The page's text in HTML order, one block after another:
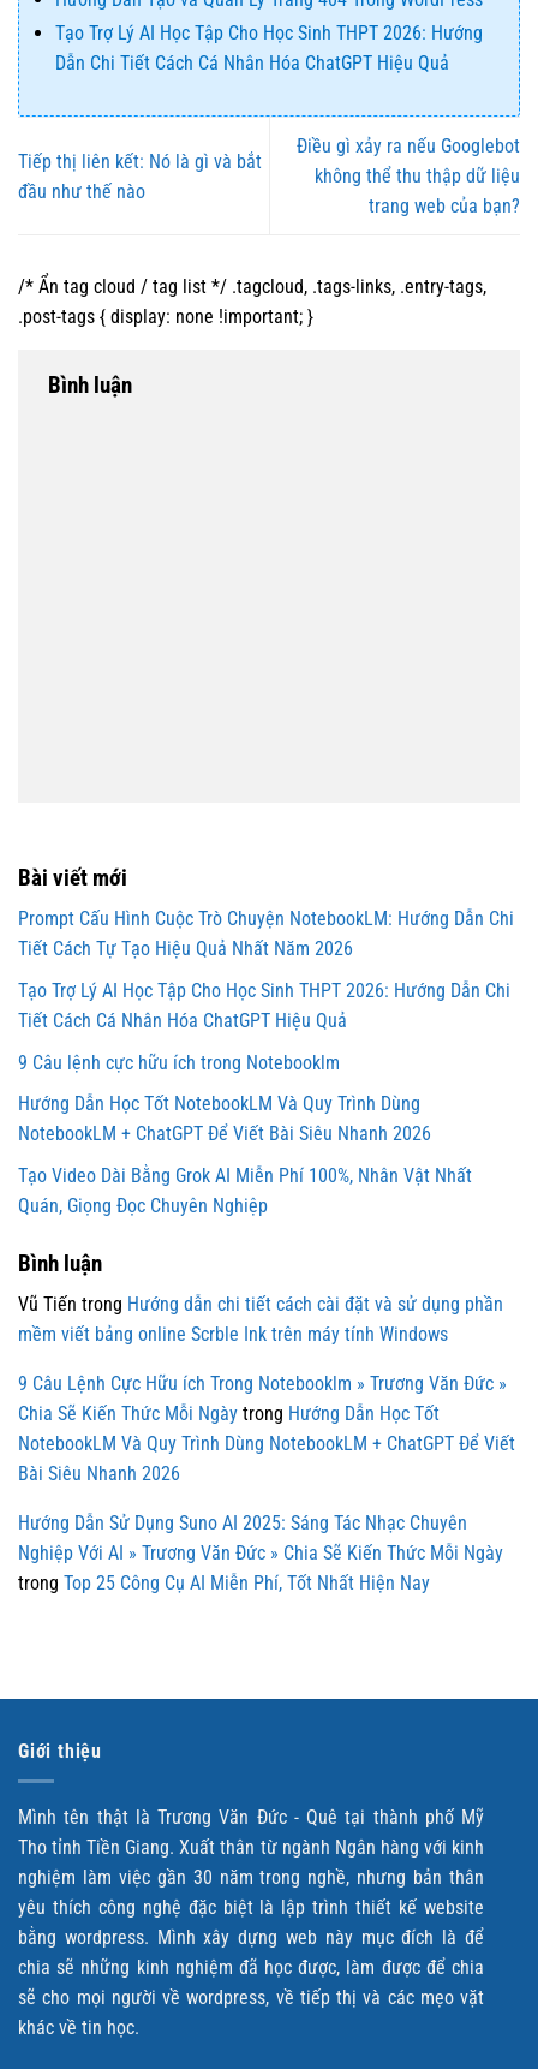
Bài viết mới
Prompt Cấu Hình Cuộc Trò Chuyện NotebookLM: Hướng Dẫn Chi
Tiết Cách Tự Tạo Hiệu Quả Nhất Năm 2026
Tạo Trợ Lý AI Học Tập Cho Học Sinh THPT 2026: Hướng Dẫn Chi
Tiết Cách Cá Nhân Hóa ChatGPT Hiệu Quả
9 Câu lệnh cực hữu ích trong Notebooklm
Hướng Dẫn Học Tốt NotebookLM Và Quy Trình Dùng
NotebookLM + ChatGPT Để Viết Bài Siêu Nhanh 2026
Tạo Video Dài Bằng Grok AI Miễn Phí 100%, Nhân Vật Nhất
Quán, Giọng Đọc Chuyên Nghiệp
Bình luận
Vũ Tiến trong Hướng dẫn chi tiết cách cài đặt và sử dụng phần
mềm viết bảng online Scrble Ink trên máy tính Windows
9 Câu Lệnh Cực Hữu ích Trong Notebooklm » Trương Văn Đức »
Chia Sẽ Kiến Thức Mỗi Ngày trong Hướng Dẫn Học Tốt
NotebookLM Và Quy Trình Dùng NotebookLM + ChatGPT Để Viết
Bài Siêu Nhanh 2026
Hướng Dẫn Sử Dụng Suno AI 2025: Sáng Tác Nhạc Chuyên
Nghiệp Với AI » Trương Văn Đức » Chia Sẽ Kiến Thức Mỗi Ngày
trong Top 25 Công Cụ AI Miễn Phí, Tốt Nhất Hiện Nay
Tạo Trợ Lý AI Học Tập Cho Học Sinh THPT 2026: Hướng
Dẫn Chi Tiết Cách Cá Nhân Hóa ChatGPT Hiệu Quả
Tiếp thị liên kết: Nó là gì và bắt
đầu như thế nào
Điều gì xảy ra nếu Googlebot
không thể thu thập dữ liệu
trang web của bạn?
/* Ẩn tag cloud / tag list */ .tagcloud, .tags-links, .entry-tags,
.post-tags { display: none !important; }
Bình luận
Giới thiệu
Mình tên thật là Trương Văn Đức - Quê tại thành phố Mỹ
Tho tỉnh Tiền Giang. Xuất thân từ ngành Ngân hàng với kinh
nghiệm làm việc gần 30 năm trong nghề, nhưng bản thân
yêu thích công nghệ đặc biệt là lập trình thiết kế website
bằng wordpress. Mình xây dựng web này mục đích là để
chia sẽ những kinh nghiệm đã học được, làm được để chia
sẽ cho mọi người về wordpress, về tiếp thị và các mẹo vặt
khác về tin học.